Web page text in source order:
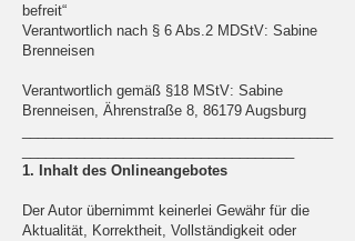
befreit“
Verantwortlich nach § 6 Abs.2 MDStV: Sabine
Brenneisen
Verantwortlich gemäß §18 MStV: Sabine
Brenneisen, Ährenstraße 8, 86179 Augsburg
1. Inhalt des Onlineangebotes
Der Autor übernimmt keinerlei Gewähr für die
Aktualität, Korrektheit, Vollständigkeit oder